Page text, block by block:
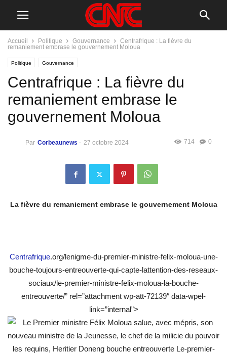
Accueil Politique Gouvernance
Centrafrique : La fièvre du
remaniement embrase le gouvernement Moloua
Politique Gouvernance
Centrafrique : La fièvre du
remaniement embrase le
gouvernement Moloua
Par Corbeaunews - 27 octobre 2024 0
714
La fièvre du remaniement embrase le gouvernement Moloua
Centrafrique.org/lenigme-du-premier-ministre-felix-moloua-une-
bouche-toujours-entreouverte-qui-capte-lattention-des-reseaux-
sociaux/le-premier-ministre-felix-moloua-la-bouche-
entreouverte/” rel=”attachment wp-att-72139″ data-wpel-
link=”internal”>